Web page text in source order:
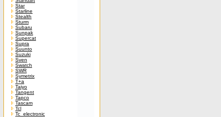
Star
Starline
Stealth
Sturm
Subaru
Sunpak
Supercat
Supra
Suunto
Suzuki
Sven
Swatch
SWR
Symetrix
T+a
Taiyo
Tangent
Tapco
Tascam
Tcl
Tc_electronic